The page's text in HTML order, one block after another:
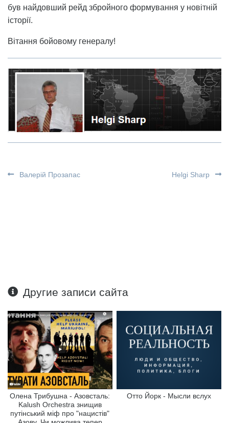
був найдовший рейд збройного формування у новітній
історії.
Вітання бойовому генералу!
Валерій Прозапас Helgi Sharp
Другие записи сайта
Олена Трибушна - Азовсталь:
Kalush Orchestra знищив
путінський міф про "нацистів"
Отто Йорк - Мысли вслух